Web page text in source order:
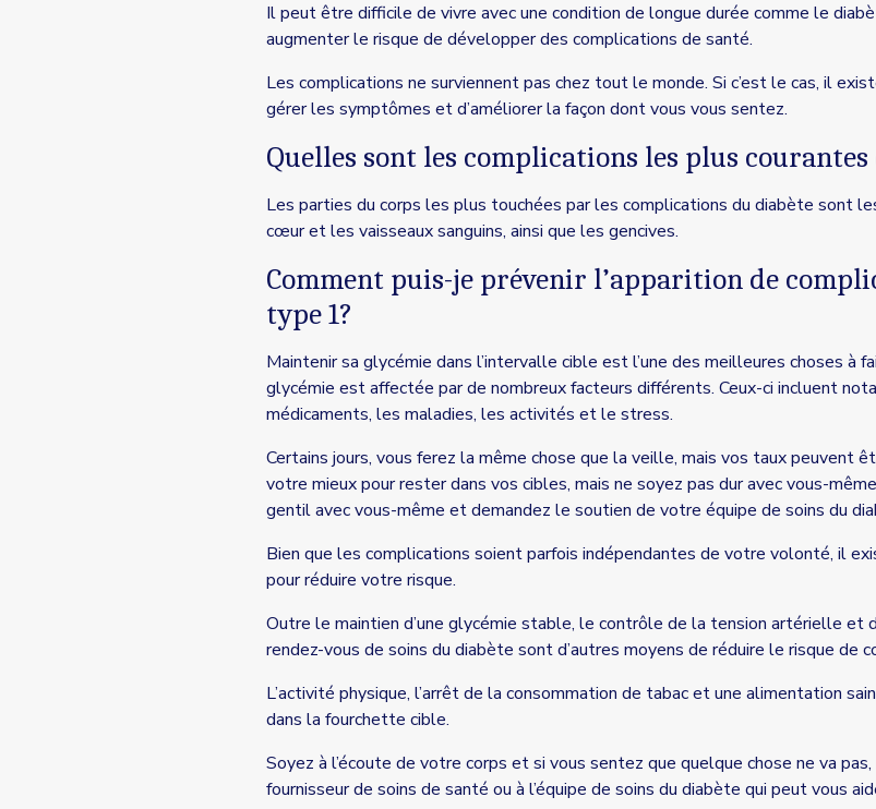
Il peut être difficile de vivre avec une condition de longue durée comme le
augmenter le risque de développer des complications de santé.
Les complications ne surviennent pas chez tout le monde. Si c’est le cas, il
gérer les symptômes et d’améliorer la façon dont vous vous sentez.
Quelles sont les complications les plus courantes
Les parties du corps les plus touchées par les complications du diabète sont
cœur et les vaisseaux sanguins, ainsi que les gencives.
Comment puis-je prévenir l’apparition de
type 1?
Maintenir sa glycémie dans l’intervalle cible est l’une des meilleures choses à
glycémie est affectée par de nombreux facteurs différents. Ceux-ci incluent
médicaments, les maladies, les activités et le stress.
Certains jours, vous ferez la même chose que la veille, mais vos taux peuvent
votre mieux pour rester dans vos cibles, mais ne soyez pas dur avec vous-
gentil avec vous-même et demandez le soutien de votre équipe de soins du
Bien que les complications soient parfois indépendantes de votre volonté, il
pour réduire votre risque.
Outre le maintien d’une glycémie stable, le contrôle de la tension artérielle et
rendez-vous de soins du diabète sont d’autres moyens de réduire le risque de
L’activité physique, l’arrêt de la consommation de tabac et une alimentation
dans la fourchette cible.
Soyez à l’écoute de votre corps et si vous sentez que quelque chose ne va
fournisseur de soins de santé ou à l’équipe de soins du diabète qui peut vous